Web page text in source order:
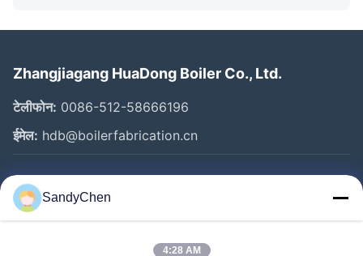
Zhangjiagang HuaDong Boiler Co., Ltd.
टेलीफोन: 0086-512-58666196
ईमेल: hdb@boilerfabrication.cn
त्वरित लिंक
घर
SandyChen
4:28 AM